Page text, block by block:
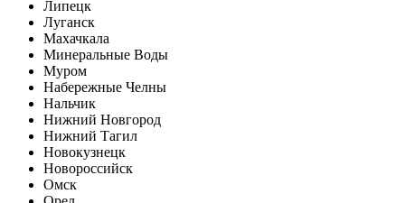
Липецк
Луганск
Махачкала
Минеральные Воды
Муром
Набережные Челны
Нальчик
Нижний Новгород
Нижний Тагил
Новокузнецк
Новороссийск
Омск